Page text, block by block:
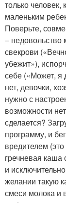
только человек,
маленьким
Поверьте,
– недовольство
свекрови
убежит»),
себе («Может, я
нет, девочки,
нужно с
возможности
сделается?
программу, и
вредителем
гречневая каша
и
желании такую
смеси молока и